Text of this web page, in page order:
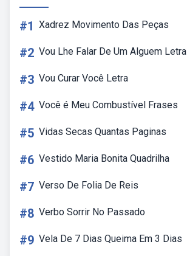
#1 Xadrez Movimento Das Peças
#2 Vou Lhe Falar De Um Alguem Letra
#3 Vou Curar Você Letra
#4 Você é Meu Combustível Frases
#5 Vidas Secas Quantas Paginas
#6 Vestido Maria Bonita Quadrilha
#7 Verso De Folia De Reis
#8 Verbo Sorrir No Passado
#9 Vela De 7 Dias Queima Em 3 Dias